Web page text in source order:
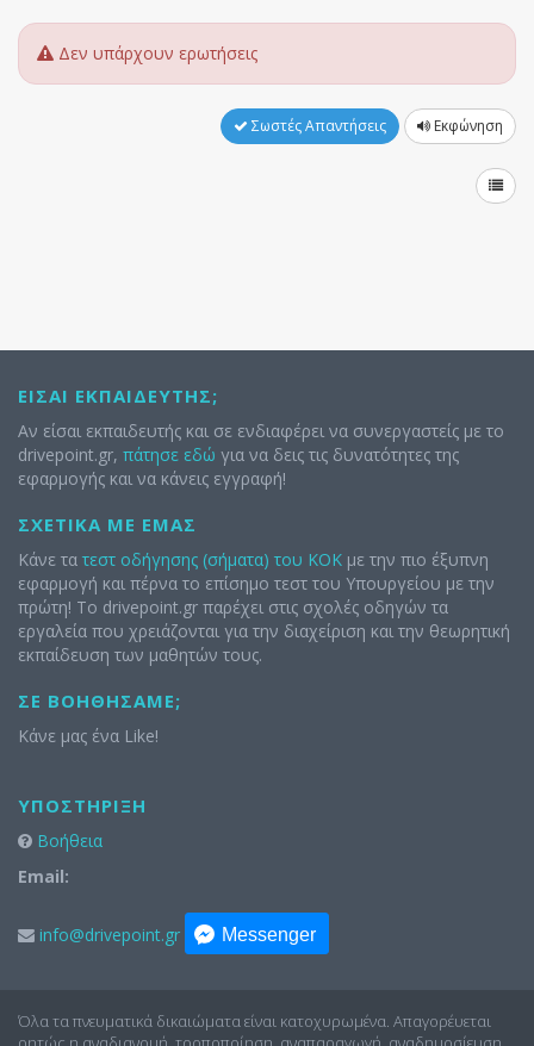
Δεν υπάρχουν ερωτήσεις
Σωστές Απαντήσεις Εκφώνηση
ΕΊΣΑΙ ΕΚΠΑΙΔΕΥΤΉΣ;
Αν είσαι εκπαιδευτής και σε ενδιαφέρει να συνεργαστείς με το
drivepoint.gr, πάτησε εδώ για να δεις τις δυνατότητες της
εφαρμογής και να κάνεις εγγραφή!
ΣΧΕΤΙΚΆ ΜΕ ΕΜΆΣ
Κάνε τα τεστ οδήγησης (σήματα) του ΚΟΚ με την πιο έξυπνη
εφαρμογή και πέρνα το επίσημο τεστ του Υπουργείου με την
πρώτη! Το drivepoint.gr παρέχει στις σχολές οδηγών τα
εργαλεία που χρειάζονται για την διαχείριση και την θεωρητική
εκπαίδευση των μαθητών τους.
ΣΕ ΒΟΗΘΉΣΑΜΕ;
Κάνε μας ένα Like!
ΥΠΟΣΤΉΡΙΞΗ
Βοήθεια
Email:
info@drivepoint.gr Messenger
Όλα τα πνευματικά δικαιώματα είναι κατοχυρωμένα. Απαγορέυεται